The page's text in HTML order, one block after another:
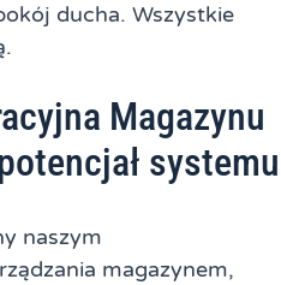
ducha. Wszystkie
Magazynu
systemu
naszym
magazynem,